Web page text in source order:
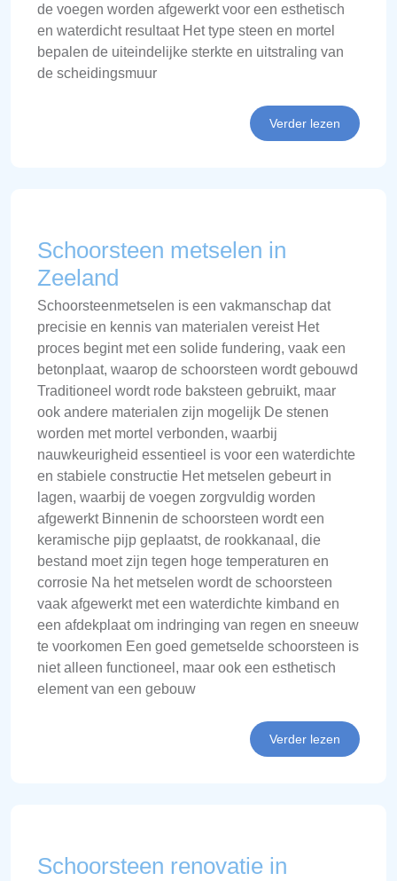
de voegen worden afgewerkt voor een esthetisch
en waterdicht resultaat Het type steen en mortel
bepalen de uiteindelijke sterkte en uitstraling van
de scheidingsmuur
Verder lezen
Schoorsteen metselen in
Zeeland
Schoorsteenmetselen is een vakmanschap dat
precisie en kennis van materialen vereist Het
proces begint met een solide fundering, vaak een
betonplaat, waarop de schoorsteen wordt gebouwd
Traditioneel wordt rode baksteen gebruikt, maar
ook andere materialen zijn mogelijk De stenen
worden met mortel verbonden, waarbij
nauwkeurigheid essentieel is voor een waterdichte
en stabiele constructie Het metselen gebeurt in
lagen, waarbij de voegen zorgvuldig worden
afgewerkt Binnenin de schoorsteen wordt een
keramische pijp geplaatst, de rookkanaal, die
bestand moet zijn tegen hoge temperaturen en
corrosie Na het metselen wordt de schoorsteen
vaak afgewerkt met een waterdichte kimband en
een afdekplaat om indringing van regen en sneeuw
te voorkomen Een goed gemetselde schoorsteen is
niet alleen functioneel, maar ook een esthetisch
element van een gebouw
Verder lezen
Schoorsteen renovatie in